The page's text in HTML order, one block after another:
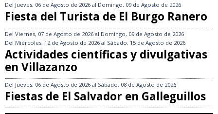
Del Jueves, 06 de Agosto de 2026 al Domingo, 09 de Agosto de 2026
Fiesta del Turista de El Burgo Ranero
Del Viernes, 07 de Agosto de 2026 al Domingo, 09 de Agosto de 2026
Del Miércoles, 12 de Agosto de 2026 al Sábado, 15 de Agosto de 2026
Actividades científicas y divulgativas
en Villazanzo
Del Jueves, 06 de Agosto de 2026 al Sábado, 08 de Agosto de 2026
Fiestas de El Salvador en Galleguillos